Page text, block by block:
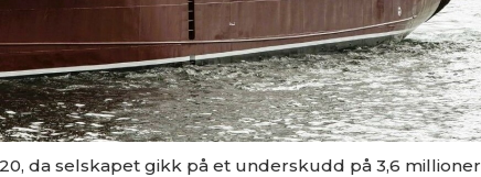
da selskapet gikk på et underskudd på 3,6 millioner